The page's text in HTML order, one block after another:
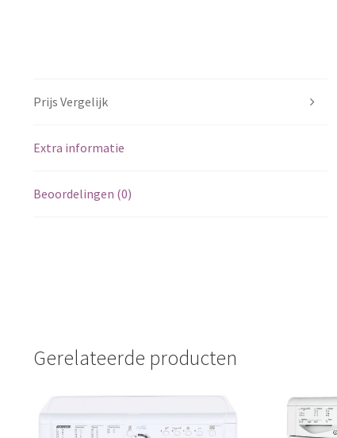
Prijs Vergelijk
Extra informatie
Beoordelingen (0)
Gerelateerde producten